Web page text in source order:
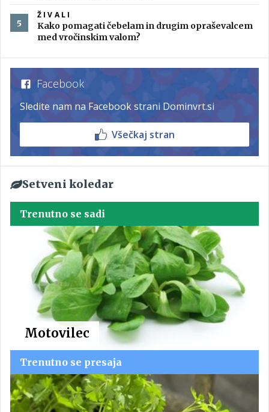
ŽIVALI
Kako pomagati čebelam in drugim opraševalcem
med vročinskim valom?
Facebook
Sledite nam na Facebook strani Dominvrt.si
Všečkaj stran
Setveni koledar
Trenutno se sadi
Motovilec
Trenutno se presaja